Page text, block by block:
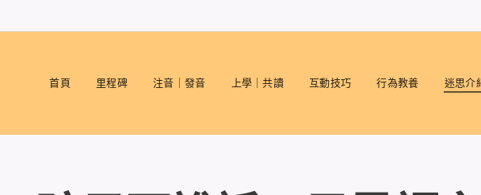
首頁 里程碑 注音｜發音 上學｜共讀 互動技巧 行為教養 迷思介